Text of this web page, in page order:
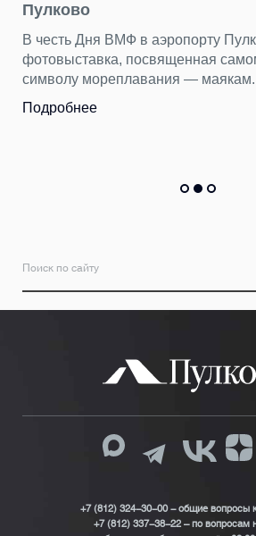
Пулково
В честь Дня ВМФ в аэропорту
фотовыставка, посвященная
символу мореплавания — маякам.
Подробнее
+7 (812) 324-30-00 - общие вопросы
+7 (812) 337-38-22 – по вопросам